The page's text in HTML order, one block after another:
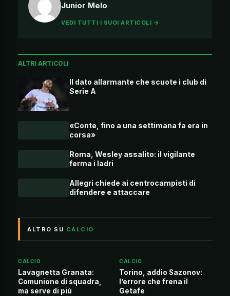
Junior Melo
VEDI TUTTI I SUOI ARTICOLI →
ALTRI ARTICOLI
Il dato allarmante che scuote i club di
Serie A
«Conte, fino a una settimana fa era in
corsa»
Roma, Wesley assalito: il vigilante
ferma i ladri
Allegri chiede ai centrocampisti di
difendere e attaccare
ALTRO SU CALCIO
CALCIO
Lavagnetta Granata:
Comunione di squadra,
ma serve di più
CALCIO
Torino, addio Sazonov:
l’errore che frena il
Getafe